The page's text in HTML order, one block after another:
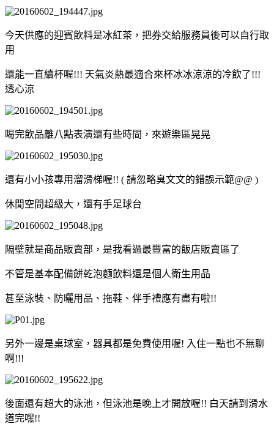
今天供應的迎賓飲料是冰紅茶，把券交給服務員後可以自行取
用
還能一直續杯喔!!! 天氣炎熱最適合來杯冰冰涼涼的冷飲了!!!
透心涼
喝完飲品離八點表演還有些時間，來遊樂區晃晃
還有小小孩專用溜滑梯喔!! ( 請忽略臭文文的錯誤示範@@ )
休閒空間超級大，還有手足球台
隔壁就是商品販賣部，是我看過最豐富的飯店販賣區了
不管是基本配備餅乾泡麵飲料還是個人衛生用品
甚至泳裝、防曬用品、拖鞋、伴手禮應有盡有啦!!
另外一邊是桌球室，器具都是免費使用喔! 入住一點也不無聊
啊!!!
後面還有超大的泳池，但泳池是晚上才開放喔!! 白天請到滑水
道完嘿!!